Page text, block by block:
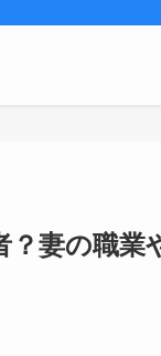
妻の職業